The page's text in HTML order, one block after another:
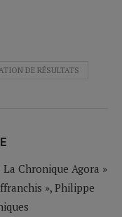
DE RÉSULTATS
Chronique Agora »
», Philippe